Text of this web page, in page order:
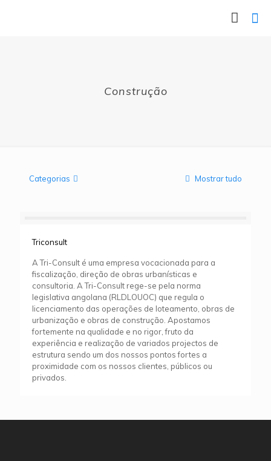
Construção
Categorias Mostrar tudo
Triconsult
A Tri-Consult é uma empresa vocacionada para a
fiscalização, direção de obras urbanísticas e
consultoria. A Tri-Consult rege-se pela norma
legislativa angolana (RLDLOUOC) que regula o
licenciamento das operações de loteamento, obras de
urbanização e obras de construção. Apostamos
fortemente na qualidade e no rigor, fruto da
experiência e realização de variados projectos de
estrutura sendo um dos nossos pontos fortes a
proximidade com os nossos clientes, públicos ou
privados.